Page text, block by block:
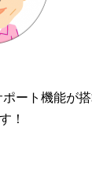
ート機能が
！